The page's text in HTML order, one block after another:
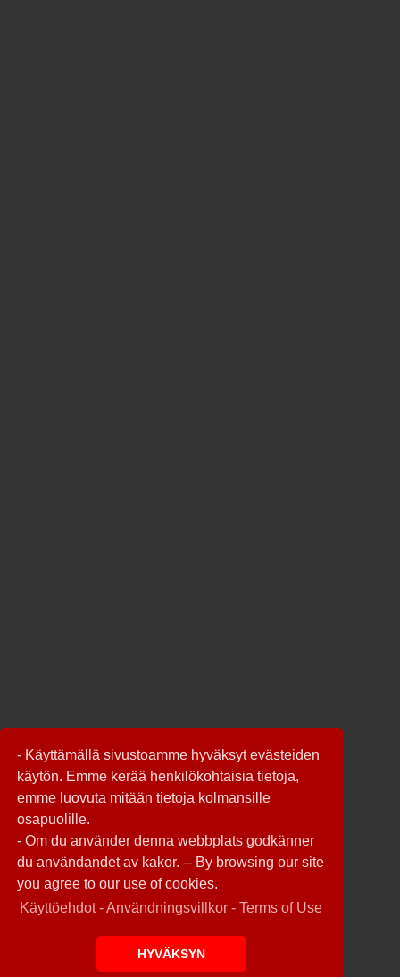
- Käyttämällä sivustoamme hyväksyt evästeiden
käytön. Emme kerää henkilökohtaisia tietoja,
emme luovuta mitään tietoja kolmansille
osapuolille.
- Om du använder denna webbplats godkänner
du användandet av kakor. -- By browsing our site
you agree to our use of cookies.
Käyttöehdot - Användningsvillkor - Terms of Use
HYVÄKSYN